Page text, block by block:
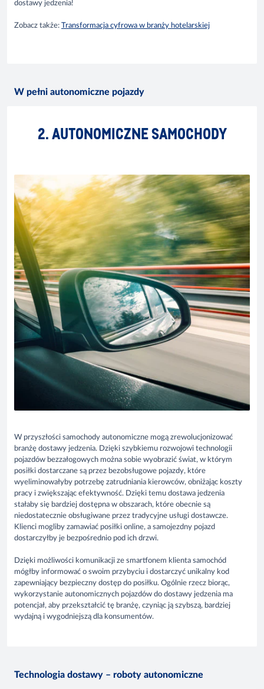
dostawy jedzenia!
Zobacz także: Transformacja cyfrowa w branży hotelarskiej
W pełni autonomiczne pojazdy
2. AUTONOMICZNE SAMOCHODY
W przyszłości samochody autonomiczne mogą zrewolucjonizować
branżę dostawy jedzenia. Dzięki szybkiemu rozwojowi technologii
pojazdów bezzałogowych można sobie wyobrazić świat, w którym
posiłki dostarczane są przez bezobsługowe pojazdy, które
wyeliminowałyby potrzebę zatrudniania kierowców, obniżając koszty
pracy i zwiększając efektywność. Dzięki temu dostawa jedzenia
stałaby się bardziej dostępna w obszarach, które obecnie są
niedostatecznie obsługiwane przez tradycyjne usługi dostawcze.
Klienci mogliby zamawiać posiłki online, a samojezdny pojazd
dostarczyłby je bezpośrednio pod ich drzwi.
Dzięki możliwości komunikacji ze smartfonem klienta samochód
mógłby informować o swoim przybyciu i dostarczyć unikalny kod
zapewniający bezpieczny dostęp do posiłku. Ogólnie rzecz biorąc,
wykorzystanie autonomicznych pojazdów do dostawy jedzenia ma
potencjał, aby przekształcić tę branżę, czyniąc ją szybszą, bardziej
wydajną i wygodniejszą dla konsumentów.
Technologia dostawy – roboty autonomiczne